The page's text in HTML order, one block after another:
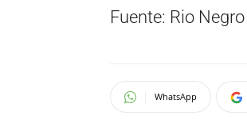
Fuente: Rio Negro
WhatsApp